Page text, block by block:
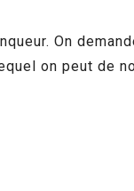
On
on peut de